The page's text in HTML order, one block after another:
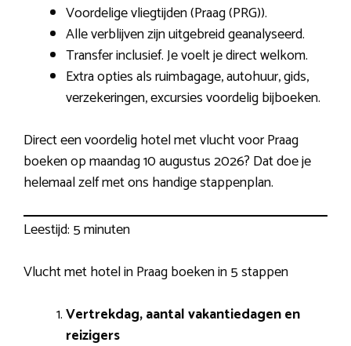
Voordelige vliegtijden (Praag (PRG)).
Alle verblijven zijn uitgebreid geanalyseerd.
Transfer inclusief. Je voelt je direct welkom.
Extra opties als ruimbagage, autohuur, gids,
verzekeringen, excursies voordelig bijboeken.
Direct een voordelig hotel met vlucht voor Praag
boeken op maandag 10 augustus 2026? Dat doe je
helemaal zelf met ons handige stappenplan.
Leestijd: 5 minuten
Vlucht met hotel in Praag boeken in 5 stappen
Vertrekdag, aantal vakantiedagen en
reizigers